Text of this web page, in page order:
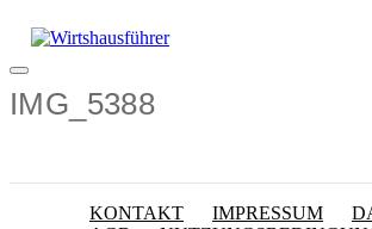
Inhalt
Menü
IMG_5388
KONTAKT IMPRESSUM